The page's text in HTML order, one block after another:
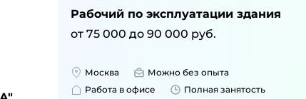
Рабочий по эксплуатации здания
от 75 000 до 90 000 руб.
Москва
Можно без опыта
Работа в офисе
Полная занятость